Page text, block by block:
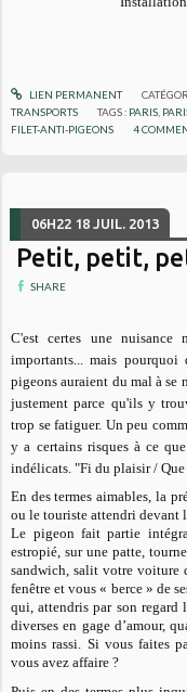
LIEN PERMANENT
TRANSPORTS
TAGS : PARIS
FILET-ANTI-PIGEONS
4
06H22 18 JUIL. 2013
Petit, petit,
SHARE
C'est certes une nuisance
importants... mais pourquoi
pigeons auraient du mal à se
justement parce qu'ils y
trop se fatiguer. Un peu
y a certains risques à ce
indélicats. "Fi du plaisir /
En des termes aimables, la
ou le touriste attendri devant
Le pigeon fait partie
estropié, sur une patte,
sandwich, salit votre voiture
fenêtre et vous « berce » de
qui, attendris par son
diverses en gage d’amour,
moins rassi. Si vous faites
vous avez affaire ?